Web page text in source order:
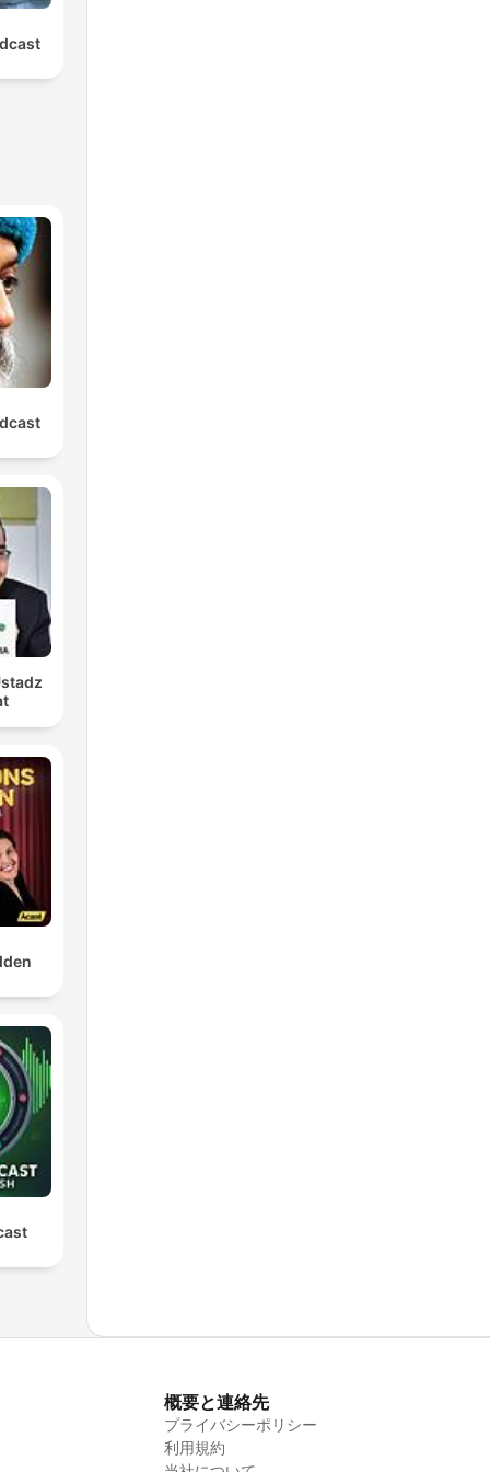
概要と連絡先
プライバシーポリシー
利用規約